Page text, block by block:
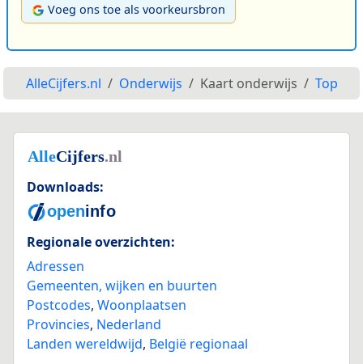
Voeg ons toe als voorkeursbron
AlleCijfers.nl Onderwijs Kaart onderwijs Top
Downloads:
Regionale overzichten:
Adressen
Gemeenten, wijken en buurten
Postcodes, Woonplaatsen
Provincies, Nederland
Landen wereldwijd, België regionaal